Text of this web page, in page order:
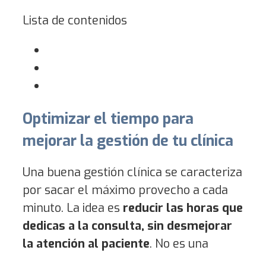
Lista de contenidos
Optimizar el tiempo para
mejorar la gestión de tu clínica
Una buena gestión clínica se caracteriza
por sacar el máximo provecho a cada
minuto. La idea es reducir las horas que
dedicas a la consulta, sin desmejorar
la atención al paciente. No es una